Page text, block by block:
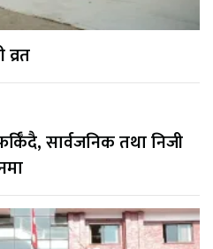
सार्वजनिक तथा निजी